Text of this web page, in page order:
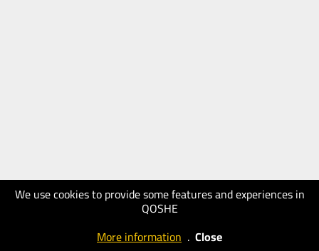
We use cookies to provide some features and experiences in
QOSHE
More information . Close